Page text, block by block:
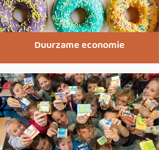
Duurzame economie